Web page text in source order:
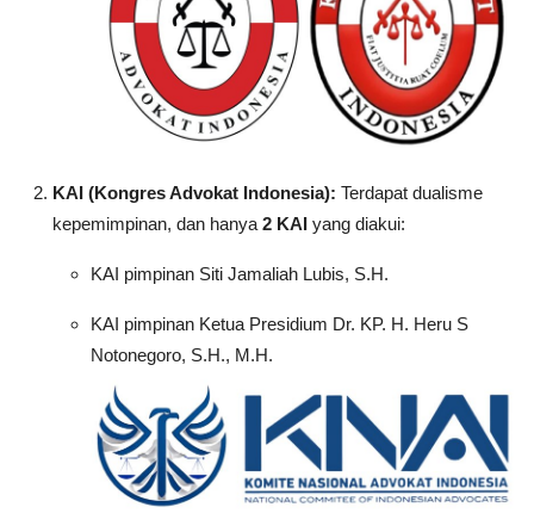
KAI (Kongres Advokat Indonesia): Terdapat dualisme
kepemimpinan, dan hanya 2 KAI yang diakui:
KAI pimpinan Siti Jamaliah Lubis, S.H.
KAI pimpinan Ketua Presidium Dr. KP. H. Heru S
Notonegoro, S.H., M.H.